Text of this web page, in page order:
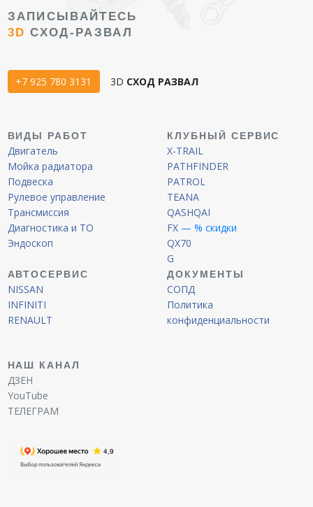
ЗАПИСЫВАЙТЕСЬ
3D СХОД-РАЗВАЛ
+7 925 780 3131 3D СХОД РАЗВАЛ
ВИДЫ РАБОТ
Двигатель
Мойка радиатора
Подвеска
Рулевое управление
Трансмиссия
Диагностика и ТО
Эндоскоп
КЛУБНЫЙ СЕРВИС
X-TRAIL
PATHFINDER
PATROL
TEANA
QASHQAI
FX — % скидки
QX70
G
АВТОСЕРВИС
NISSAN
INFINITI
RENAULT
ДОКУМЕНТЫ
СОПД
Политика
конфиденциальности
НАШ КАНАЛ
ДЗЕН
YouTube
ТЕЛЕГРАМ